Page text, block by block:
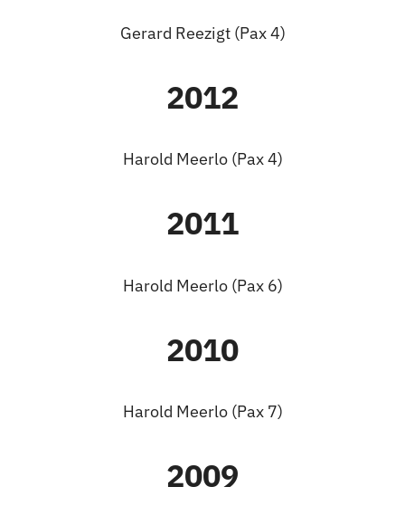
Gerard Reezigt (Pax 4)
2012
Harold Meerlo (Pax 4)
2011
Harold Meerlo (Pax 6)
2010
Harold Meerlo (Pax 7)
2009